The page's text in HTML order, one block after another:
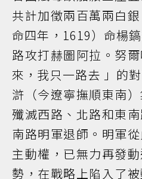
共計加徵兩百萬兩白
命四年，1619）命楊
路攻打赫圖阿拉。努
來，我只一路去 」的
滸（今遼寧撫順東南
殲滅西路、北路和東
南路明軍退師。明軍
主動權，已無力再發
勢，在戰略上陷入了